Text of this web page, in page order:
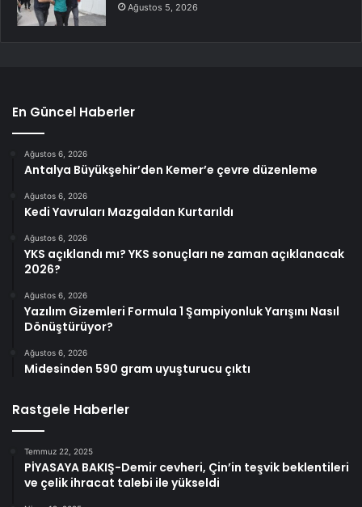
Ağustos 5, 2026
En Güncel Haberler
Ağustos 6, 2026
Antalya Büyükşehir’den Kemer’e çevre düzenleme
Ağustos 6, 2026
Kedi Yavruları Mazgaldan Kurtarıldı
Ağustos 6, 2026
YKS açıklandı mı? YKS sonuçları ne zaman açıklanacak
2026?
Ağustos 6, 2026
Yazılım Gizemleri Formula 1 Şampiyonluk Yarışını Nasıl
Dönüştürüyor?
Ağustos 6, 2026
Midesinden 590 gram uyuşturucu çıktı
Rastgele Haberler
Temmuz 22, 2025
PİYASAYA BAKIŞ-Demir cevheri, Çin’in teşvik beklentileri
ve çelik ihracat talebi ile yükseldi